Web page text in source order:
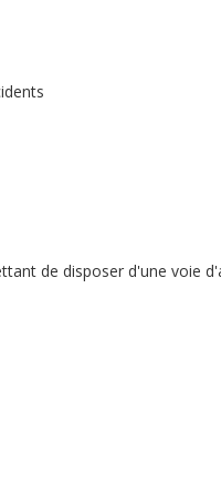
de disposer d'une voie